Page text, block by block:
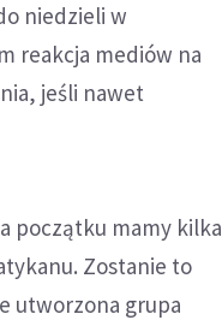
niedzieli w
reakcja mediów na
jeśli nawet
początku mamy kilka
Zostanie to
utworzona grupa